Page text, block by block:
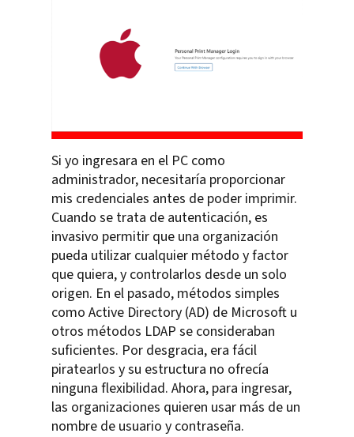
Si yo ingresara en el PC como
administrador, necesitaría proporcionar
mis credenciales antes de poder imprimir.
Cuando se trata de autenticación, es
invasivo permitir que una organización
pueda utilizar cualquier método y factor
que quiera, y controlarlos desde un solo
origen. En el pasado, métodos simples
como Active Directory (AD) de Microsoft u
otros métodos LDAP se consideraban
suficientes. Por desgracia, era fácil
piratearlos y su estructura no ofrecía
ninguna flexibilidad. Ahora, para ingresar,
las organizaciones quieren usar más de un
nombre de usuario y contraseña.